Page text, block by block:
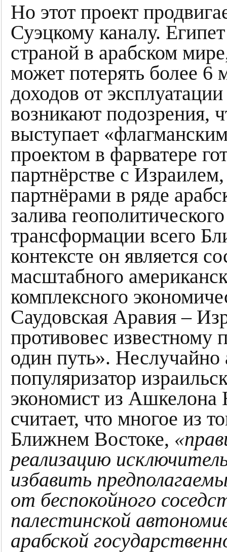
Но этот проект
Суэцкому каналу.
страной в арабском
может потерять более 6
доходов от
возникают подозрения,
выступает
проектом в фарватере
партнёрстве с
партнёрами в ряде
залива
трансформации всего
контексте он является
масштабного
комплексного
Саудовская Аравия –
противовес известному
один путь».
популяризатор
экономист из
считает, что многое из
Ближнем Востоке,
реализацию
избавить
от беспокойного
палестинской
арабской